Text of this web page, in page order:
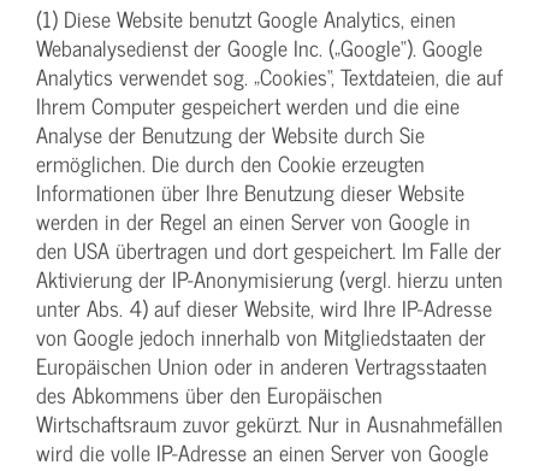
(1) Diese Website benutzt Google Analytics, einen
Webanalysedienst der Google Inc. („Google“). Google
Analytics verwendet sog. „Cookies“, Textdateien, die auf
Ihrem Computer gespeichert werden und die eine
Analyse der Benutzung der Website durch Sie
ermöglichen. Die durch den Cookie erzeugten
Informationen über Ihre Benutzung dieser Website
werden in der Regel an einen Server von Google in
den USA übertragen und dort gespeichert. Im Falle der
Aktivierung der IP-Anonymisierung (vergl. hierzu unten
unter Abs. 4) auf dieser Website, wird Ihre IP-Adresse
von Google jedoch innerhalb von Mitgliedstaaten der
Europäischen Union oder in anderen Vertragsstaaten
des Abkommens über den Europäischen
Wirtschaftsraum zuvor gekürzt. Nur in Ausnahmefällen
wird die volle IP-Adresse an einen Server von Google